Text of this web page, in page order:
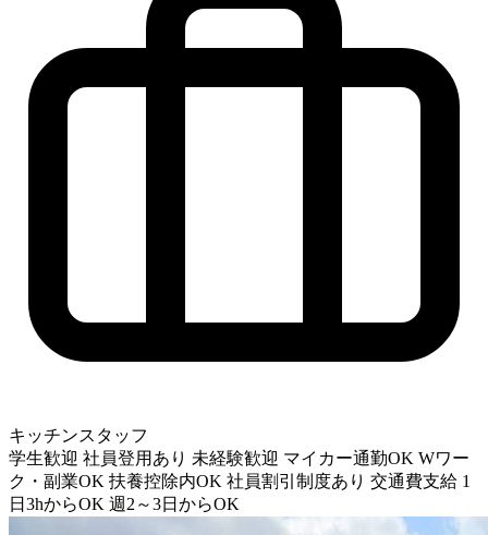
キッチンスタッフ
学生歓迎 社員登用あり 未経験歓迎 マイカー通勤OK Wワー
ク・副業OK 扶養控除内OK 社員割引制度あり 交通費支給 1
日3hからOK 週2～3日からOK